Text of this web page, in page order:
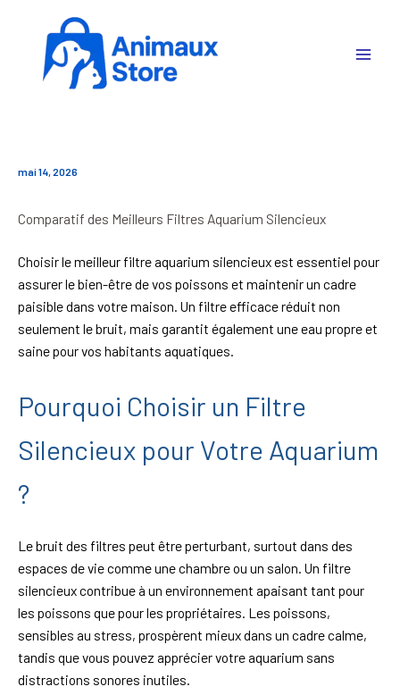
contenu
mai 14, 2026
Comparatif des Meilleurs Filtres Aquarium Silencieux
Choisir le meilleur filtre aquarium silencieux est essentiel pour
assurer le bien-être de vos poissons et maintenir un cadre
paisible dans votre maison. Un filtre efficace réduit non
seulement le bruit, mais garantit également une eau propre et
saine pour vos habitants aquatiques.
Pourquoi Choisir un Filtre
Silencieux pour Votre Aquarium
?
Le bruit des filtres peut être perturbant, surtout dans des
espaces de vie comme une chambre ou un salon. Un filtre
silencieux contribue à un environnement apaisant tant pour
les poissons que pour les propriétaires. Les poissons,
sensibles au stress, prospèrent mieux dans un cadre calme,
tandis que vous pouvez apprécier votre aquarium sans
distractions sonores inutiles.